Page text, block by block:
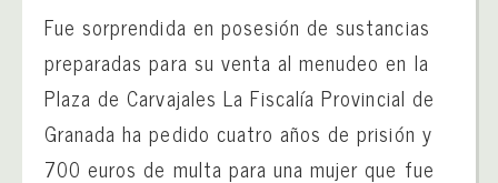
Fue sorprendida en posesión de sustancias
preparadas para su venta al menudeo en la
Plaza de Carvajales La Fiscalía Provincial de
Granada ha pedido cuatro años de prisión y
700 euros de multa para una mujer que fue